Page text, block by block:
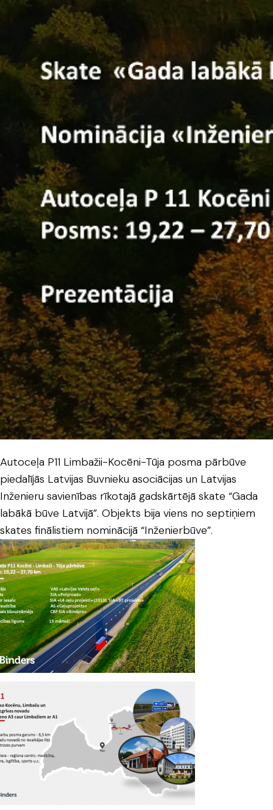
Autoceļa P11 Limbažii-Kocēni-Tūja posma pārbūve
piedalījās Latvijas Buvnieku asociācijas un Latvijas
Inženieru savienības rīkotajā gadskārtējā skate “Gada
labākā būve Latvijā”. Objekts bija viens no septiņiem
skates finālistiem nominācijā “Inženierbūve”.